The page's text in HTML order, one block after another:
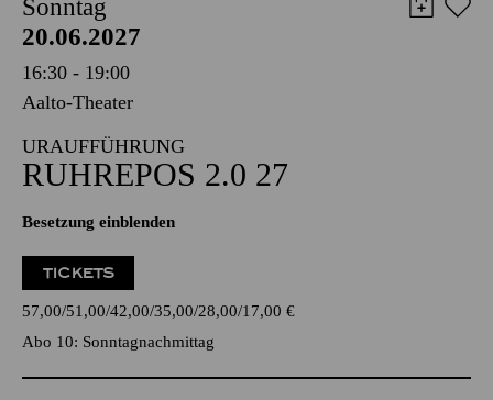
Sonntag
20.06.2027
16:30 - 19:00
Aalto-Theater
URAUFFÜHRUNG
RUHREPOS 2.0 27
Besetzung einblenden
TICKETS
57,00 51,00 42,00 35,00 28,00 17,00 €
Abo 10: Sonntagnachmittag